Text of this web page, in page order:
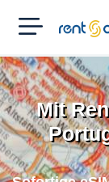
RENT'N
CONNECT
Mit